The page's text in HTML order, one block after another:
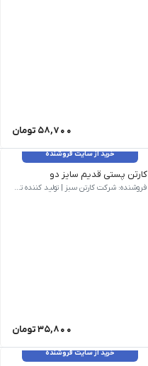
58,700 تومان
خرید از سایت فروشنده
کارتن پستی قدیم سایز دو
وزن 170 گرم | ابعاد بیرونی 270 × 205 × 165 میلی‌متر | نام کالا کارتن پستی قدیم سایز دو | شناسه محصول CS-B01-06 | مدل فنی B01 | روش ساخت بسته بندی | نوع فلوت C | سایز دو | تعداد لایه سه لایه | رنگ رویه قهوه ای | کیفیت درجه یک
فروشنده: شرکت کارتن سبز | تولید کننده تخصصی کارتن و جعبه
35,800تومان
خرید از سایت فروشنده